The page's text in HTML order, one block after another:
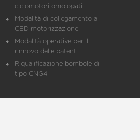
ciclomotori omologati
Modalità di collegamento al
CED motorizzazione
Modalità operative per il
rinnovo delle patenti
Riqualificazione bombole di
tipo CNG4